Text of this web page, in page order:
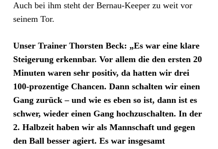
Auch bei ihm steht der Bernau-Keeper zu weit vor
seinem Tor.
Unser Trainer Thorsten Beck: „Es war eine klare
Steigerung erkennbar. Vor allem die den ersten 20
Minuten waren sehr positiv, da hatten wir drei
100-prozentige Chancen. Dann schalten wir einen
Gang zurück – und wie es eben so ist, dann ist es
schwer, wieder einen Gang hochzuschalten. In der
2. Halbzeit haben wir als Mannschaft und gegen
den Ball besser agiert. Es war insgesamt